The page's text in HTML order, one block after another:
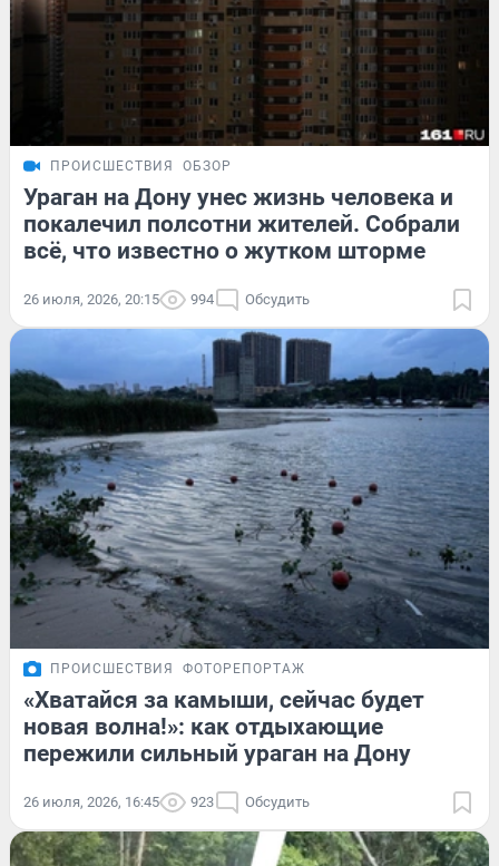
ПРОИСШЕСТВИЯ ОБЗОР
Ураган на Дону унес жизнь человека и
покалечил полсотни жителей. Собрали
всё, что известно о жутком шторме
26 июля, 2026, 20:15 994 Обсудить
ПРОИСШЕСТВИЯ ФОТОРЕПОРТАЖ
«Хватайся за камыши, сейчас будет
новая волна!»: как отдыхающие
пережили сильный ураган на Дону
26 июля, 2026, 16:45 923 Обсудить